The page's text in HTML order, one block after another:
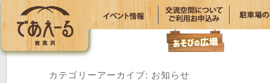
カテゴリーアーカイブ: お知らせ